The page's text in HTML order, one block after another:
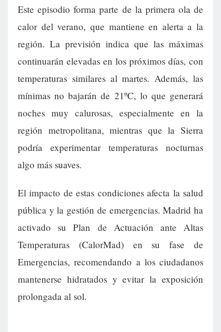
Este episodio forma parte de la primera ola de
calor del verano, que mantiene en alerta a la
región. La previsión indica que las máximas
continuarán elevadas en los próximos días, con
temperaturas similares al martes. Además, las
mínimas no bajarán de 21ºC, lo que generará
noches muy calurosas, especialmente en la
región metropolitana, mientras que la Sierra
podría experimentar temperaturas nocturnas
algo más suaves.
El impacto de estas condiciones afecta la salud
pública y la gestión de emergencias. Madrid ha
activado su Plan de Actuación ante Altas
Temperaturas (CalorMad) en su fase de
Emergencias, recomendando a los ciudadanos
mantenerse hidratados y evitar la exposición
prolongada al sol.